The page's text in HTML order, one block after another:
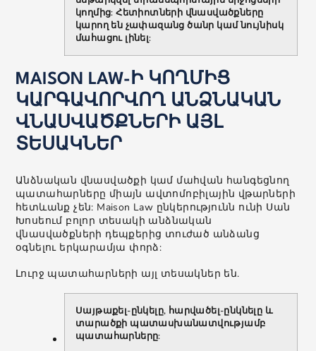
կողմից: Հետիոտների վնասվածքները
կարող են չափազանց ծանր կամ նույնիսկ
մահացու լինել:
MAISON LAW-Ի ԿՈՂՄԻՑ
ԿԱՐԳԱՎՈՐՎՈՂ ԱՆՁՆԱԿԱՆ
ՎՆԱՍՎԱԾՔՆԵՐԻ ԱՅԼ
ՏԵՍԱԿՆԵՐ
Անձնական վնասվածքի կամ մահվան հանգեցնող
պատահարները միայն ավտոմոբիլային վթարների
հետևանք չեն: Maison Law ընկերությունն ունի Սան
Խոսեում բոլոր տեսակի անձնական
վնասվածքների դեպքերից տուժած անձանց
օգնելու երկարամյա փորձ:
Լուրջ պատահարների այլ տեսակներ են.
Սայթաքել-ընկելը, հարվածել-ընկնելը և
տարածքի պատասխանատվությամբ
պատահարները: